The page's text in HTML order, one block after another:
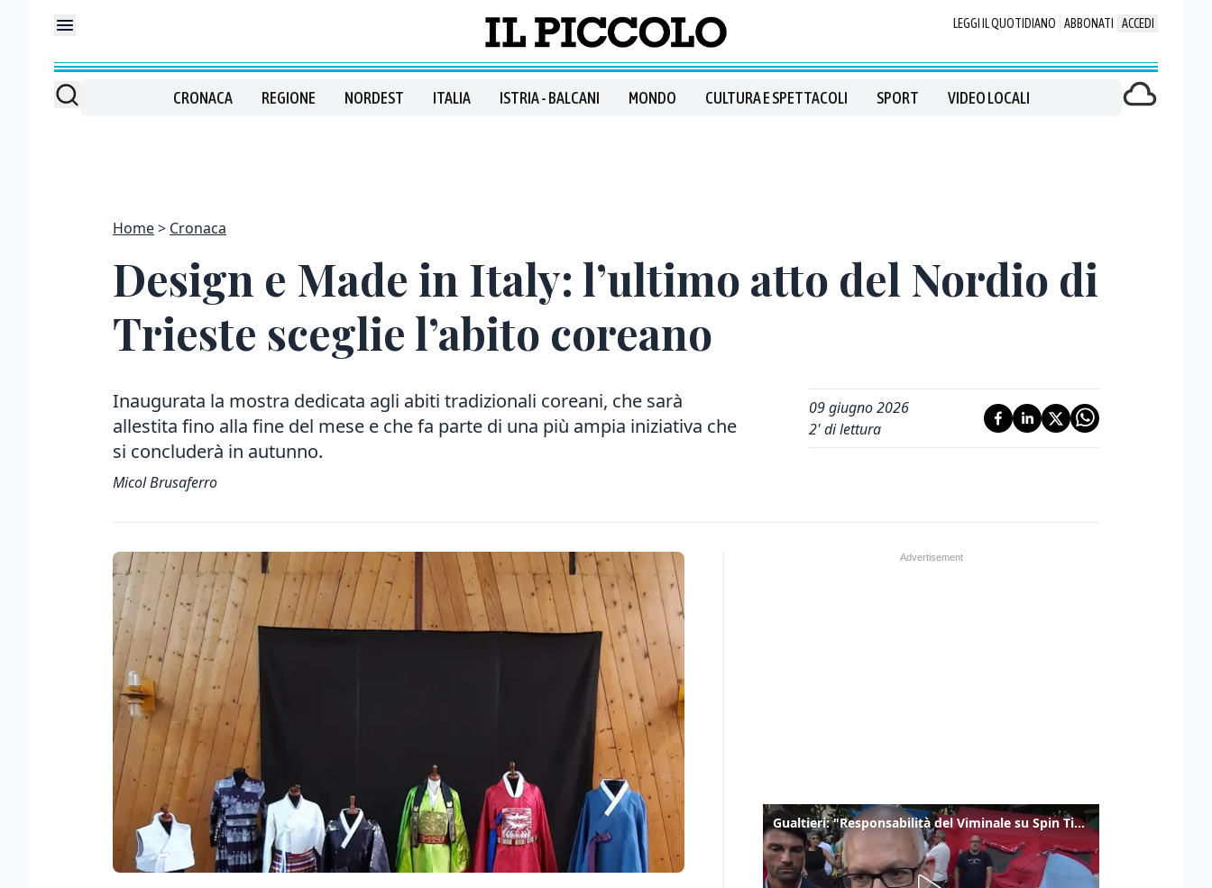
LEGGI IL QUOTIDIANO ABBONATI ACCEDI
CRONACA REGIONE NORDEST ITALIA ISTRIA - BALCANI MONDO CULTURA E SPETTACOLI SPORT VIDEO LOCALI
Home Cronaca
Design e Made in Italy: l’ultimo atto del Nordio di
Trieste sceglie l’abito coreano
Inaugurata la mostra dedicata agli abiti tradizionali coreani, che sarà
allestita fino alla fine del mese e che fa parte di una più ampia iniziativa che
si concluderà in autunno.
Micol Brusaferro
09 giugno 2026
2' di lettura
Gualtieri: "Responsabilità del Viminale su Spin Time? La posizione dei partiti è nota"